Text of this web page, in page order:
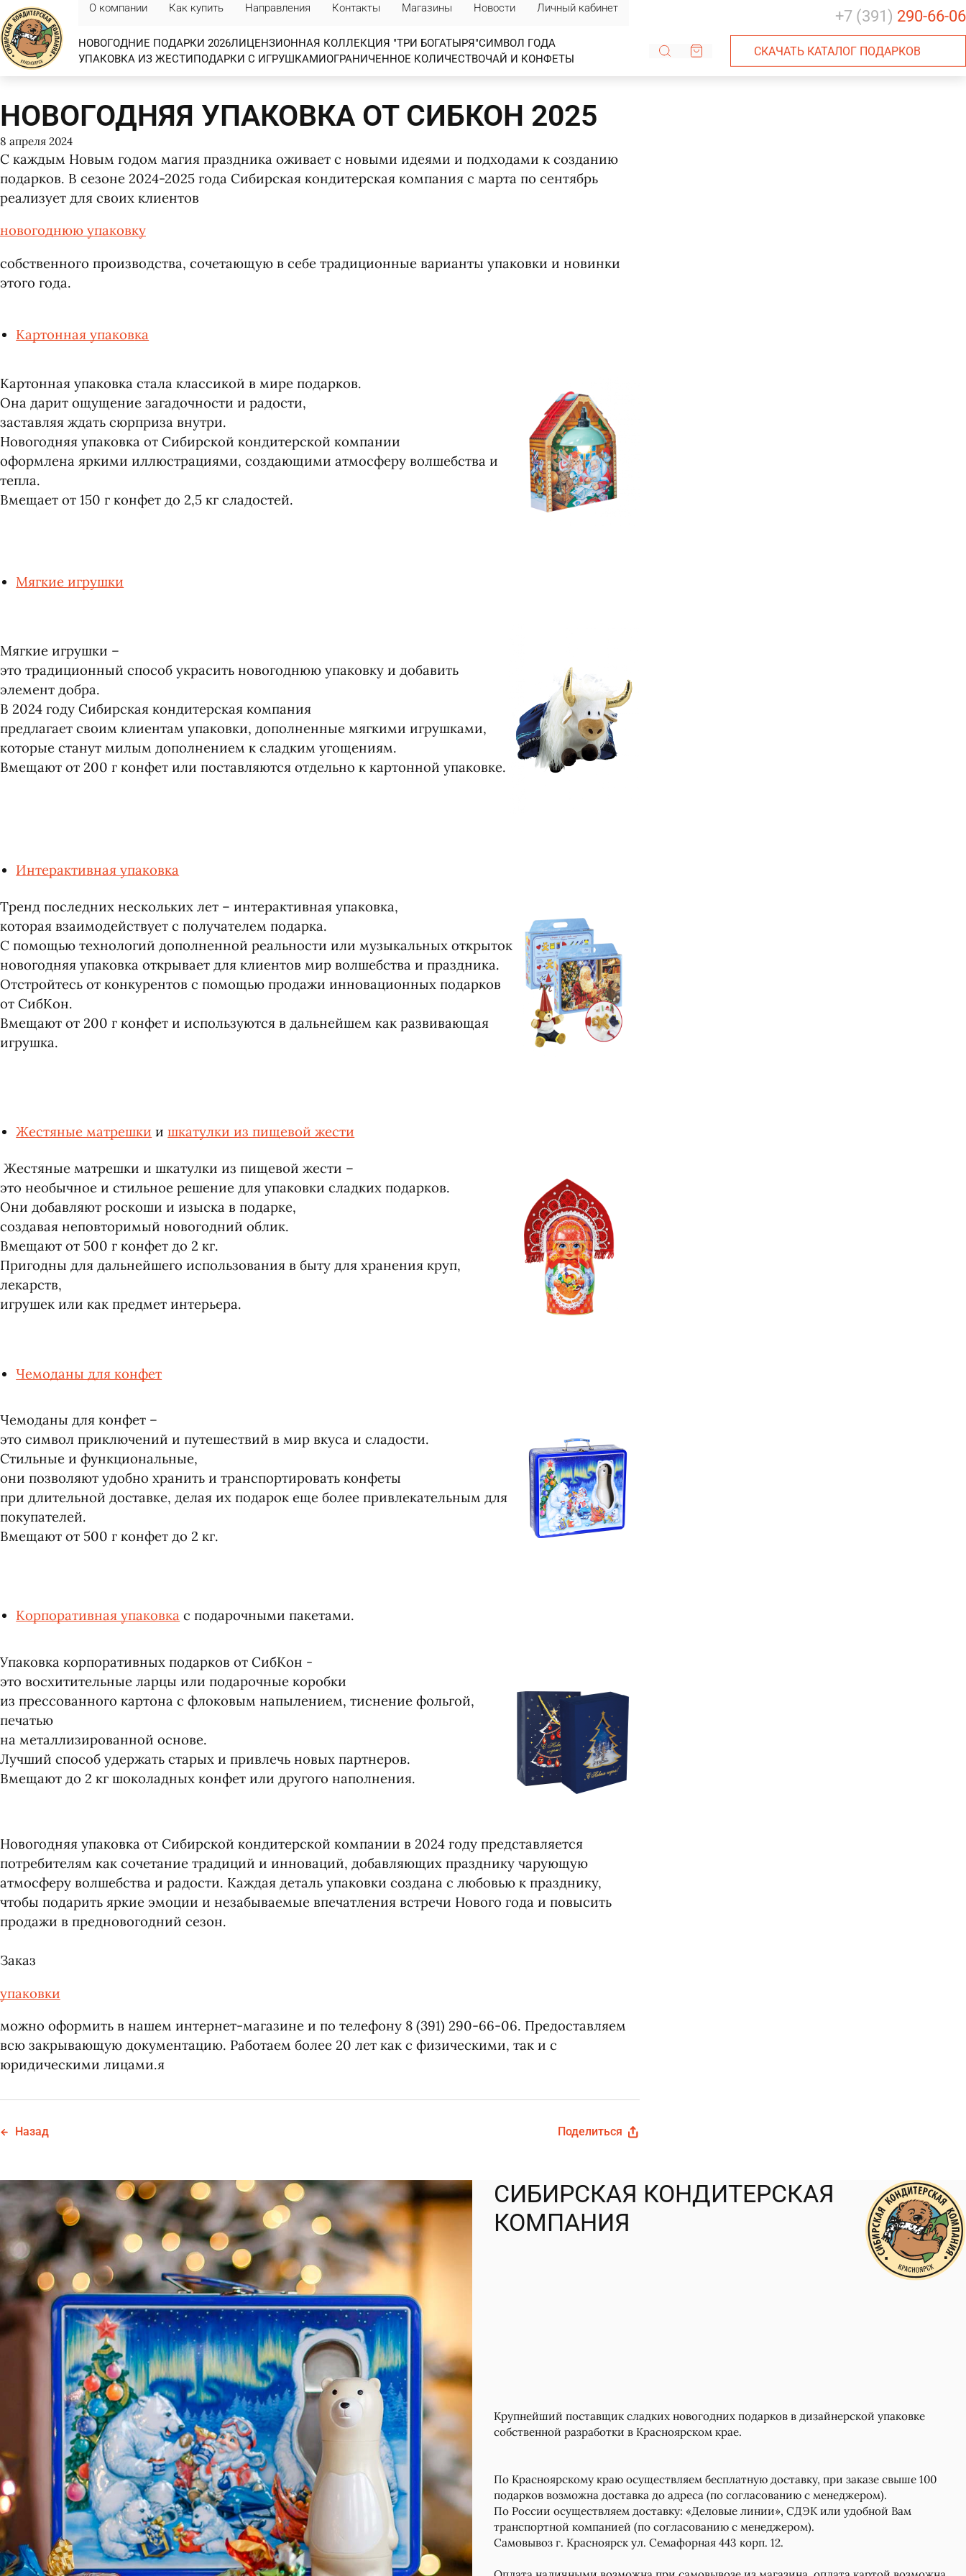
О компании Как купить Направления Контакты Магазины Новости Личный кабинет +7 (391) 290-66-06
НОВОГОДНИЕ ПОДАРКИ 2026ЛИЦЕНЗИОННАЯ КОЛЛЕКЦИЯ "ТРИ БОГАТЫРЯ"СИМВОЛ ГОДА
УПАКОВКА ИЗ ЖЕСТИПОДАРКИ С ИГРУШКАМИОГРАНИЧЕННОЕ КОЛИЧЕСТВОЧАЙ И КОНФЕТЫ
СКАЧАТЬ КАТАЛОГ ПОДАРКОВ
НОВОГОДНЯЯ УПАКОВКА ОТ СИБКОН 2025
8 апреля 2024
С каждым Новым годом магия праздника оживает с новыми идеями и подходами к созданию
подарков. В сезоне 2024-2025 года Сибирская кондитерская компания с марта по сентябрь
реализует для своих клиентов
новогоднюю упаковку
собственного производства, сочетающую в себе традиционные варианты упаковки и новинки
этого года.
Картонная упаковка
Картонная упаковка стала классикой в мире подарков.
Она дарит ощущение загадочности и радости,
заставляя ждать сюрприза внутри.
Новогодняя упаковка от Сибирской кондитерской компании
оформлена яркими иллюстрациями, создающими атмосферу волшебства и
тепла.
Вмещает от 150 г конфет до 2,5 кг сладостей.
Мягкие игрушки
Мягкие игрушки –
это традиционный способ украсить новогоднюю упаковку и добавить
элемент добра.
В 2024 году Сибирская кондитерская компания
предлагает своим клиентам упаковки, дополненные мягкими игрушками,
которые станут милым дополнением к сладким угощениям.
Вмещают от 200 г конфет или поставляются отдельно к картонной упаковке.
Интерактивная упаковка
Тренд последних нескольких лет – интерактивная упаковка,
которая взаимодействует с получателем подарка.
С помощью технологий дополненной реальности или музыкальных открыток
новогодняя упаковка открывает для клиентов мир волшебства и праздника.
Отстройтесь от конкурентов с помощью продажи инновационных подарков
от СибКон.
Вмещают от 200 г конфет и используются в дальнейшем как развивающая
игрушка.
Жестяные матрешки ишкатулки из пищевой жести
Жестяные матрешки и шкатулки из пищевой жести –
это необычное и стильное решение для упаковки сладких подарков.
Они добавляют роскоши и изыска в подарке,
создавая неповторимый новогодний облик.
Вмещают от 500 г конфет до 2 кг.
Пригодны для дальнейшего использования в быту для хранения круп,
лекарств,
игрушек или как предмет интерьера.
Чемоданы для конфет
Чемоданы для конфет –
это символ приключений и путешествий в мир вкуса и сладости.
Стильные и функциональные,
они позволяют удобно хранить и транспортировать конфеты
при длительной доставке, делая их подарок еще более привлекательным для
покупателей.
Вмещают от 500 г конфет до 2 кг.
Корпоративная упаковка с подарочными пакетами.
Упаковка корпоративных подарков от СибКон -
это восхитительные ларцы или подарочные коробки
из прессованного картона с флоковым напылением, тиснение фольгой,
печатью
на металлизированной основе.
Лучший способ удержать старых и привлечь новых партнеров.
Вмещают до 2 кг шоколадных конфет или другого наполнения.
Новогодняя упаковка от Сибирской кондитерской компании в 2024 году представляется
потребителям как сочетание традиций и инноваций, добавляющих празднику чарующую
атмосферу волшебства и радости. Каждая деталь упаковки создана с любовью к празднику,
чтобы подарить яркие эмоции и незабываемые впечатления встречи Нового года и повысить
продажи в предновогодний сезон.
Заказ
упаковки
можно оформить в нашем интернет-магазине и по телефону 8 (391) 290-66-06. Предоставляем
всю закрывающую документацию. Работаем более 20 лет как с физическими, так и с
юридическими лицами.я
Назад Поделиться
СИБИРСКАЯ КОНДИТЕРСКАЯ
КОМПАНИЯ
Крупнейший поставщик сладких новогодних подарков в дизайнерской упаковке
собственной разработки в Красноярском крае.
По Красноярскому краю осуществляем бесплатную доставку, при заказе свыше 100
подарков возможна доставка до адреса (по согласованию с менеджером).
По России осуществляем доставку: «Деловые линии», СДЭК или удобной Вам
транспортной компанией (по согласованию с менеджером).
Самовывоз г. Красноярск ул. Семафорная 443 корп. 12.
Согласен сполитикой обработки персональных данных
Версия для компьютера